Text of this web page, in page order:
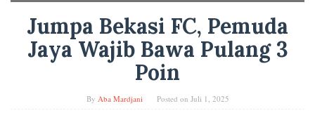
Jumpa Bekasi FC, Pemuda
Jaya Wajib Bawa Pulang 3
Poin
By Aba Mardjani Posted on Juli 1, 2025